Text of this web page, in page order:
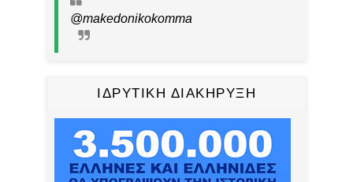
@makedonikokomma
ΙΔΡΥΤΙΚΗ ΔΙΑΚΗΡΥΞΗ